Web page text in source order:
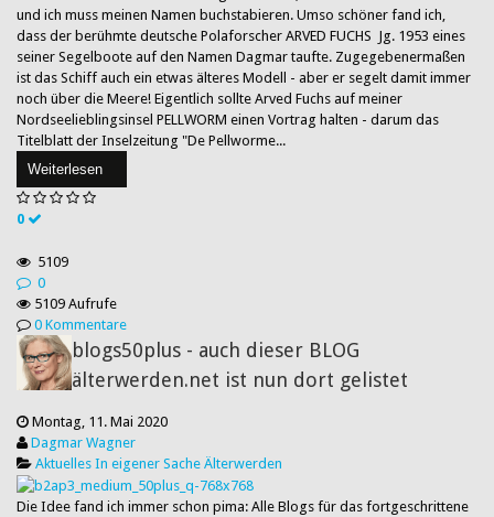
und ich muss meinen Namen buchstabieren. Umso schöner fand ich,
dass der berühmte deutsche Polaforscher ARVED FUCHS Jg. 1953 eines
seiner Segelboote auf den Namen Dagmar taufte. Zugegebenermaßen
ist das Schiff auch ein etwas älteres Modell - aber er segelt damit immer
noch über die Meere! Eigentlich sollte Arved Fuchs auf meiner
Nordseelieblingsinsel PELLWORM einen Vortrag halten - darum das
Titelblatt der Inselzeitung "De Pellworme...
Weiterlesen
0
5109
0
5109 Aufrufe
0 Kommentare
blogs50plus - auch dieser BLOG
älterwerden.net ist nun dort gelistet
Montag, 11. Mai 2020
Dagmar Wagner
Aktuelles In eigener Sache Älterwerden
Die Idee fand ich immer schon pima: Alle Blogs für das fortgeschrittene